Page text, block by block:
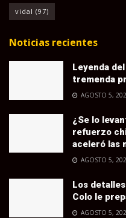
vidal (97)
Noticias recientes
Leyenda
tremenda
AGOSTO 5,
¿Se lo
refuerzo
aceleró las
AGOSTO 5,
Los
Colo le
AGOSTO 5,